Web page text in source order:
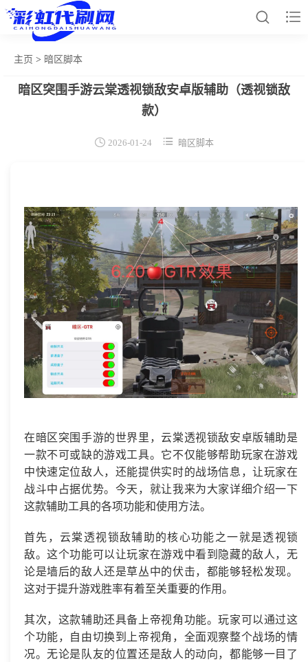


网站首页
辅助卡盟
热门文章
关于我们
主页 > 暗区脚本
暗区突围手游云棠透视锁敌安卓版辅助（透视锁敌
款）
 2026-01-24  暗区脚本
在暗区突围手游的世界里，云棠透视锁敌安卓版辅助是
一款不可或缺的游戏工具。它不仅能够帮助玩家在游戏
中快速定位敌人，还能提供实时的战场信息，让玩家在
战斗中占据优势。今天，就让我来为大家详细介绍一下
这款辅助工具的各项功能和使用方法。
首先，云棠透视锁敌辅助的核心功能之一就是透视锁
敌。这个功能可以让玩家在游戏中看到隐藏的敌人，无
论是墙后的敌人还是草丛中的伏击，都能够轻松发现。
这对于提升游戏胜率有着至关重要的作用。
其次，这款辅助还具备上帝视角功能。玩家可以通过这
个功能，自由切换到上帝视角，全面观察整个战场的情
况。无论是队友的位置还是敌人的动向，都能够一目了